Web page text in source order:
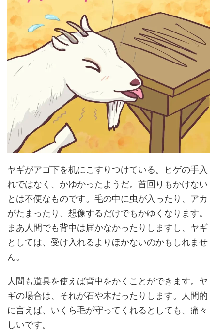
ヤギがアゴ下を机にこすりつけている。ヒゲの手入
れではなく、かゆかったようだ。首回りもかけない
とは不便なものです。毛の中に虫が入ったり、アカ
がたまったり、想像するだけでもかゆくなります。
まあ人間でも背中は届かなかったりしますし、ヤギ
としては、受け入れるよりほかないのかもしれませ
ん。
人間も道具を使えば背中をかくことができます。ヤ
ギの場合は、それが石や木だったりします。人間的
に言えば、いくら毛が守ってくれるとしても、痛々
しいです。